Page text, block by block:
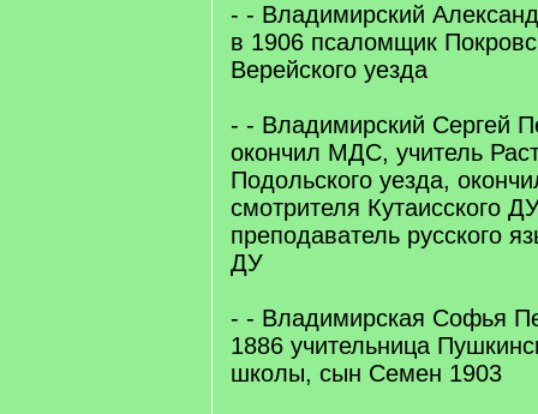
- - Владимирский
в 1906 псаломщик
Верейского уезда
- - Владимирский Сергей
окончил МДС, учитель
Подольского уезда,
смотрителя Кутаисского
преподаватель русского
ДУ
- - Владимирская Софья
1886 учительница
школы, сын Семен 1903